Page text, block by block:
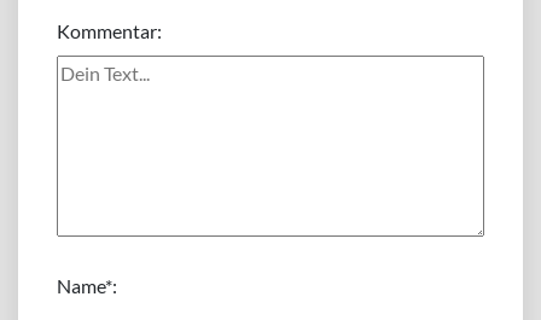
Kommentar:
Name*: